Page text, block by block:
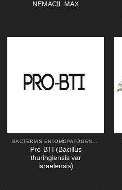
NEMACIL MAX
Pro-BTI (Bacillus
thuringiensis var
israelensis)